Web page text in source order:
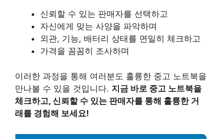
신뢰할 수 있는 판매자를 선택하고
자신에게 맞는 사양을 파악하며
외관, 기능, 배터리 상태를 면밀히 체크하고
가격을 꼼꼼히 조사하며
이러한 과정을 통해 여러분도 훌륭한 중고 노트북을
만나볼 수 있을 것입니다. 지금 바로 중고 노트북을
체크하고, 신뢰할 수 있는 판매자를 통해 훌륭한 거
래를 경험해 보세요!